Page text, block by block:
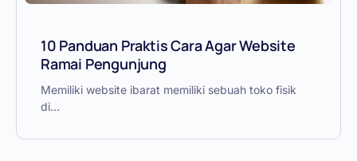
10 Panduan Praktis Cara Agar Website
Ramai Pengunjung
Memiliki website ibarat memiliki sebuah toko fisik
di...